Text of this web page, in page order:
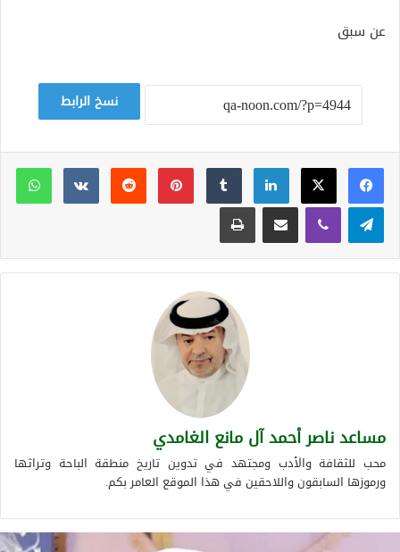
عن سبق
نسخ الرابط
لينكدإن ‏Tumblr بينتيريست
‏Reddit
‏VKontakte
تيلقرام ڤايبر مشاركة عبر البريد طباعة
مساعد ناصر أحمد آل مانع الغامدي
محب للثقافة والأدب ومجتهد في تدوين تاريخ منطقة الباحة وتراثها
ورموزها السابقون واللاحقين في هذا الموقع العامر بكم.